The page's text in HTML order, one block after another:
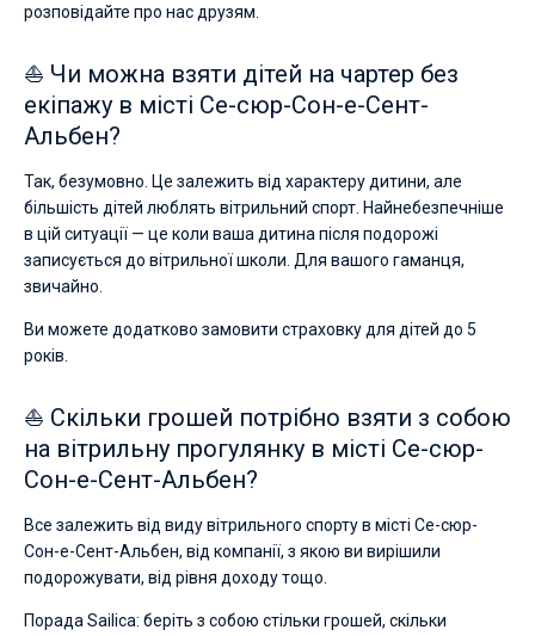
розповідайте про нас друзям.
⛵ Чи можна взяти дітей на чартер без
екіпажу в місті Се-сюр-Сон-е-Сент-
Альбен?
Так, безумовно. Це залежить від характеру дитини, але
більшість дітей люблять вітрильний спорт. Найнебезпечніше
в цій ситуації — це коли ваша дитина після подорожі
записується до вітрильної школи. Для вашого гаманця,
звичайно.
Ви можете додатково замовити страховку для дітей до 5
років.
⛵ Скільки грошей потрібно взяти з собою
на вітрильну прогулянку в місті Се-сюр-
Сон-е-Сент-Альбен?
Все залежить від виду вітрильного спорту в місті Се-сюр-
Сон-е-Сент-Альбен, від компанії, з якою ви вирішили
подорожувати, від рівня доходу тощо.
Порада Sailica: беріть з собою стільки грошей, скільки